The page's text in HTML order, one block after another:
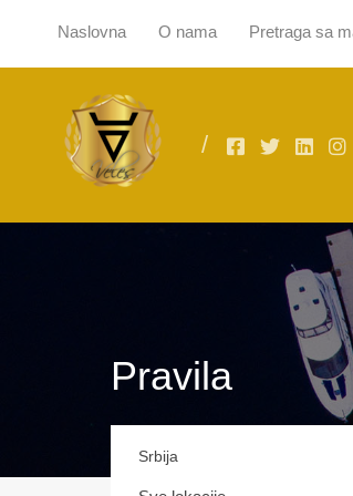
Naslovna O nama Pretraga sa
Pravila
Srbija